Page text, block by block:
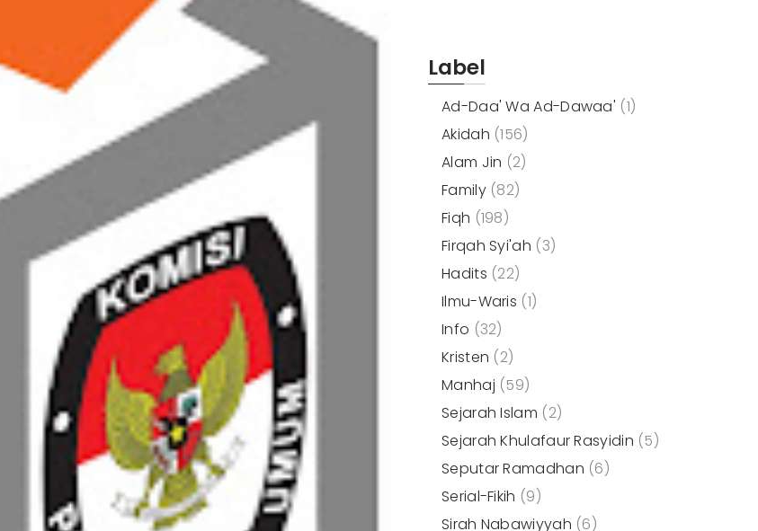
Label
Ad-Daa' Wa Ad-Dawaa' (1)
Akidah (156)
Alam Jin (2)
Family (82)
Fiqh (198)
Firqah Syi'ah (3)
Hadits (22)
Ilmu-Waris (1)
Info (32)
Kristen (2)
Manhaj (59)
Sejarah Islam (2)
Sejarah Khulafaur Rasyidin (5)
Seputar Ramadhan (6)
Serial-Fikih (9)
Sirah Nabawiyyah (6)